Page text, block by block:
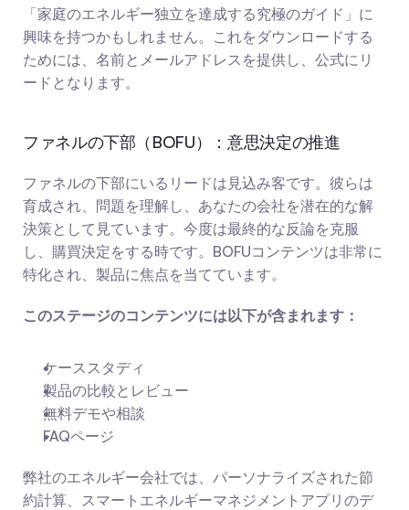
「家庭のエネルギー独立を達成する究極のガイド」に
興味を持つかもしれません。これをダウンロードする
ためには、名前とメールアドレスを提供し、公式にリ
ードとなります。
ファネルの下部（BOFU）：意思決定の推進
ファネルの下部にいるリードは見込み客です。彼らは
育成され、問題を理解し、あなたの会社を潜在的な解
決策として見ています。今度は最終的な反論を克服
し、購買決定をする時です。BOFUコンテンツは非常に
特化され、製品に焦点を当てています。
このステージのコンテンツには以下が含まれます：
ケーススタディ
製品の比較とレビュー
無料デモや相談
FAQページ
弊社のエネルギー会社では、パーソナライズされた節
約計算、スマートエネルギーマネジメントアプリのデ